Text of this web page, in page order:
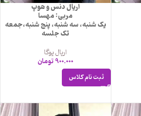
اریال دنس و هوپ
مربی: مهسا
یک شنبه، سه شنبه، پنج شنبه،جمعه
تک جلسه
اریال یوگا
900.000تومان
ثبت نام کلاس